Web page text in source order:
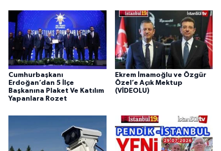
Cumhurbaşkanı
Erdoğan’dan 5 İlçe
Başkanına Plaket Ve Katılım
Yapanlara Rozet
Ekrem İmamoğlu ve Özgür
Özel’e Açık Mektup
(VİDEOLU)